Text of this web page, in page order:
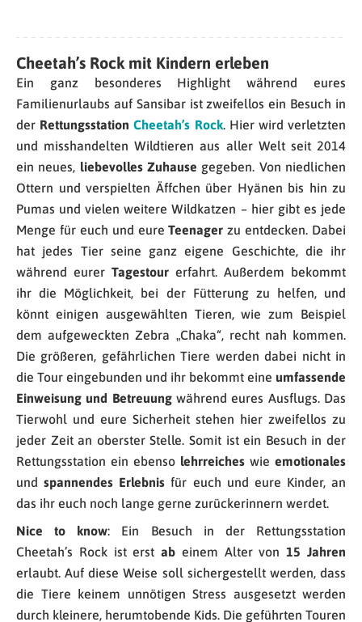
Cheetah’s Rock mit Kindern erleben
Ein ganz besonderes Highlight während eures
Familienurlaubs auf Sansibar ist zweifellos ein Besuch in
der RettungsstationCheetah’s Rock. Hier wird verletzten
und misshandelten Wildtieren aus aller Welt seit 2014
ein neues, liebevolles Zuhause gegeben. Von niedlichen
Ottern und verspielten Äffchen über Hyänen bis hin zu
Pumas und vielen weitere Wildkatzen – hier gibt es jede
Menge für euch und eureTeenager zu entdecken. Dabei
hat jedes Tier seine ganz eigene Geschichte, die ihr
während eurer Tagestour erfahrt. Außerdem bekommt
ihr die Möglichkeit, bei der Fütterung zu helfen, und
könnt einigen ausgewählten Tieren, wie zum Beispiel
dem aufgeweckten Zebra „Chaka“, recht nah kommen.
Die größeren, gefährlichen Tiere werden dabei nicht in
die Tour eingebunden und ihr bekommt eine umfassende
Einweisung und Betreuungwährend eures Ausflugs. Das
Tierwohl und eure Sicherheit stehen hier zweifellos zu
jeder Zeit an oberster Stelle. Somit ist ein Besuch in der
Rettungsstation ein ebenso lehrreiches wie emotionales
undspannendes Erlebnis für euch und eure Kinder, an
das ihr euch noch lange gerne zurückerinnern werdet.
Nice to know: Ein Besuch in der Rettungsstation
Cheetah’s Rock ist erstab einem Alter von15 Jahren
erlaubt. Auf diese Weise soll sichergestellt werden, dass
die Tiere keinem unnötigen Stress ausgesetzt werden
durch kleinere, herumtobende Kids. Die geführten Touren